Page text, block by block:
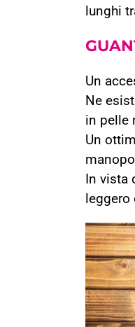
lunghi
Un
Ne
in pelle
Un
In